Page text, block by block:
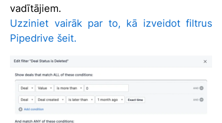
vadītājiem.
Uzziniet vairāk par to, kā izveidot filtrus
Pipedrive šeit.